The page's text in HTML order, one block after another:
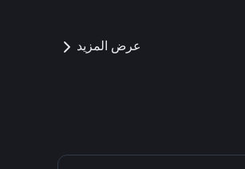
عرض المزيد